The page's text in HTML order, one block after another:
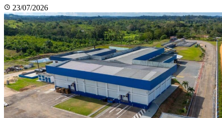
23/07/2026